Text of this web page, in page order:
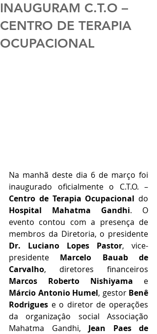
INAUGURAM C.T.O –
CENTRO DE TERAPIA
OCUPACIONAL
Na manhã deste dia 6 de março foi
Centro de Terapia Ocupacional
Hospital Mahatma Gandhi. O
evento contou com a presença de
Dr. Luciano Lopes Pastor, vice-
presidente Marcelo Bauab de
Carvalho
Marcos Roberto Nishiyama
Márcio Antonio Humel, gestor Benê
Rodrigues e o diretor de operações
da organizaçâo social Associação
Mahatma Gandhi, Jean Paes de